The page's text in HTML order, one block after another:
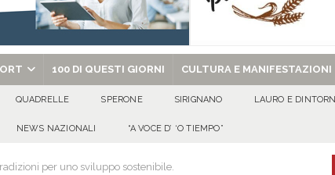
100 DI QUESTI GIORNI CULTURA E MANIFESTAZIONI
QUADRELLE SPERONE SIRIGNANO LAURO E DINTORNI
NEWS NAZIONALI “A VOCE D’ ‘O TIEMPO”
per uno sviluppo sostenibile.